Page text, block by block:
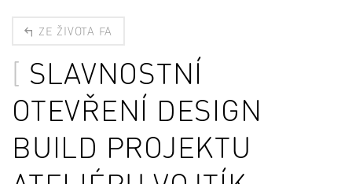
ZE ŽIVOTA FA
SLAVNOSTNÍ
OTEVŘENÍ DESIGN
BUILD PROJEKTU